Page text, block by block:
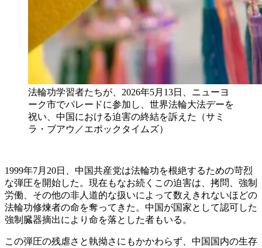
法輪功学習者たちが、2026年5月13日、ニューヨ
ーク市でパレードに参加し、世界法輪大法デーを
祝い、中国における迫害の終結を訴えた（サミ
ラ・ブアウ／エポックタイムズ）
1999年7月20日、中国共産党は法輪功を根絶するための苛烈
な弾圧を開始した。現在もなお続くこの迫害は、拷問、強制
労働、その他の非人道的な扱いによって数えきれないほどの
法輪功修煉者の命を奪ってきた。中国が国家として認可した
強制臓器摘出により命を落とした者もいる。
この弾圧の残虐さと執拗さにもかかわらず、中国国内の生存